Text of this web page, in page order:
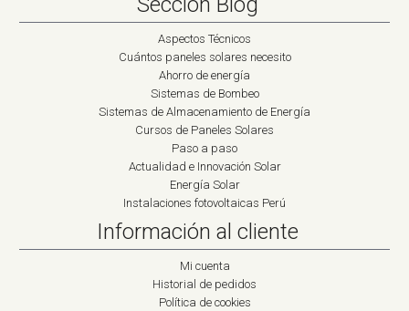
Aspectos Técnicos
Cuántos paneles solares necesito
Ahorro de energía
Sistemas de Bombeo
Sistemas de Almacenamiento de Energía
Cursos de Paneles Solares
Paso a paso
Actualidad e Innovación Solar
Energía Solar
Instalaciones fotovoltaicas Perú
Información al cliente
Mi cuenta
Historial de pedidos
Política de cookies